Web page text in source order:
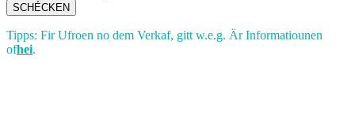
SCHÉCKEN
Tipps: Fir Ufroen no dem Verkaf, gitt w.e.g. Är Informatiounen
ofhei.